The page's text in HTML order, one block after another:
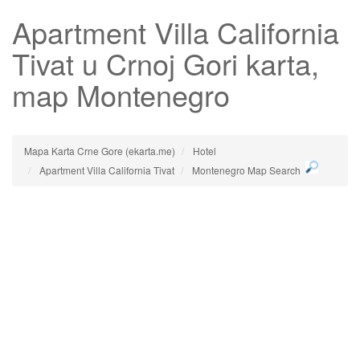
Apartment Villa California
Tivat u Crnoj Gori karta,
map Montenegro
Mapa Karta Crne Gore (ekarta.me)
Hotel
Apartment Villa California Tivat
Montenegro Map Search